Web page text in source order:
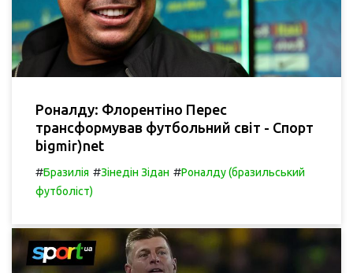
Роналду: Флорентіно Перес
трансформував футбольний світ - Спорт
bigmir)net
#Бразилія #Зінедін Зідан #Роналду (бразильський
футболіст)